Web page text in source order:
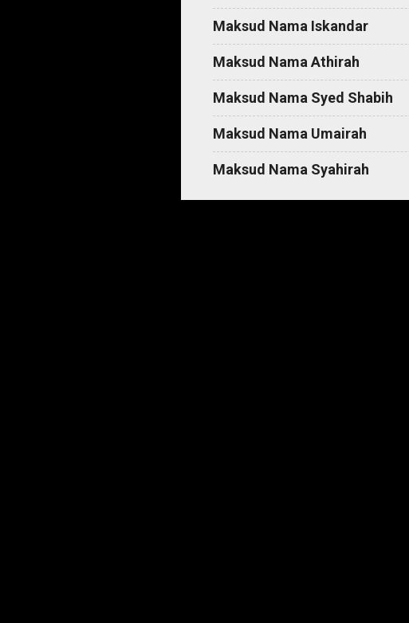
Maksud Nama Iskandar
Maksud Nama Athirah
Maksud Nama Syed Shabih
Maksud Nama Umairah
Maksud Nama Syahirah